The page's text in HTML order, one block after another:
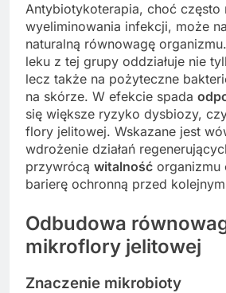
Antybiotykoterapia, choć często
wyeliminowania infekcji, może
naturalną równowagę
leku z tej grupy oddziałuje nie
lecz także na pożyteczne
na skórze. W efekcie spada
się większe ryzyko dysbiozy,
flory jelitowej. Wskazane jest
wdrożenie działań
przywrócą witalność organizmu
barierę ochronną przed
Odbudowa
mikroflory jelitowej
Znaczenie mikrobioty